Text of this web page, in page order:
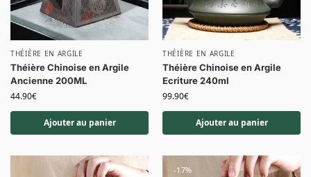
THÉIÈRE EN ARGILE
Théière Chinoise en Argile
Ancienne 200ML
44.90€
Ajouter au panier
THÉIÈRE EN ARGILE
Théière Chinoise en Argile
Ecriture 240ml
99.90€
Ajouter au panier
-17%